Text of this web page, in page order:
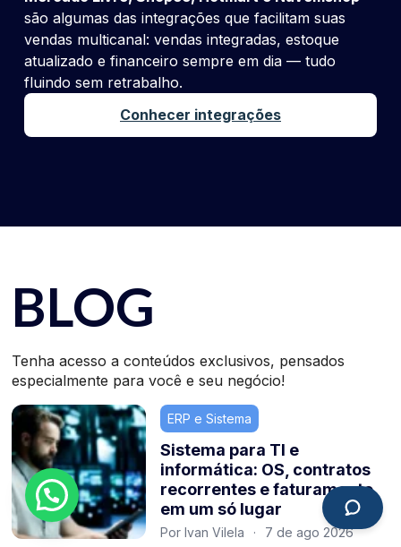
são algumas das integrações que facilitam suas
vendas multicanal: vendas integradas, estoque
atualizado e financeiro sempre em dia — tudo
fluindo sem retrabalho.
Conhecer integrações
BLOG
Tenha acesso a conteúdos exclusivos, pensados
especialmente para você e seu negócio!
ERP e Sistema
Sistema para TI e
informática: OS, contratos
recorrentes e faturamento
em um só lugar
Por Ivan Vilela · 7 de ago 2026